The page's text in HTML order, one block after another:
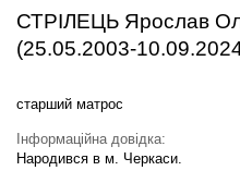
СТРІЛЕЦЬ Ярослав
(25.05.2003-
старший матрос
Інформаційна довідка:
Народився в м. Черкаси.